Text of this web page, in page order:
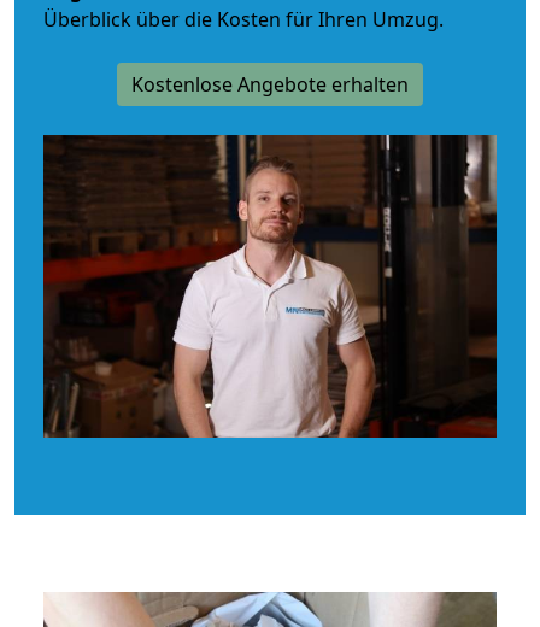
Überblick über die Kosten für Ihren Umzug.
Kostenlose Angebote erhalten